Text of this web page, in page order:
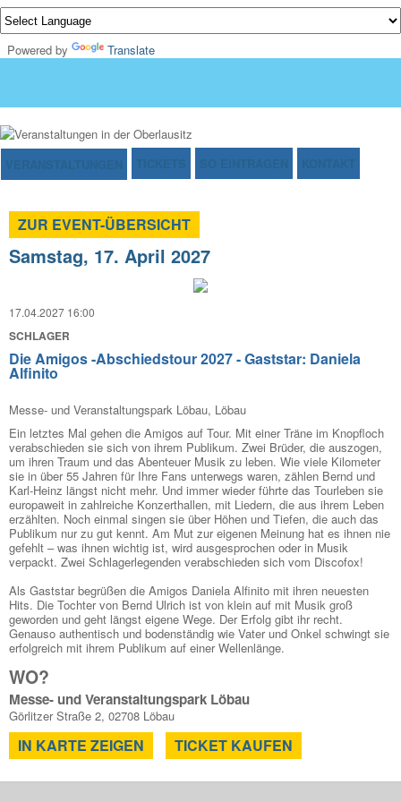
Powered by Translate
VERANSTALTUNGEN TICKETS SO EINTRAGEN KONTAKT
ZUR EVENT-ÜBERSICHT
Samstag, 17. April 2027
17.04.2027 16:00
SCHLAGER
Die Amigos -Abschiedstour 2027 - Gaststar: Daniela
Alfinito
Messe- und Veranstaltungspark Löbau, Löbau
Ein letztes Mal gehen die Amigos auf Tour. Mit einer Träne im Knopfloch
verabschieden sie sich von ihrem Publikum. Zwei Brüder, die auszogen,
um ihren Traum und das Abenteuer Musik zu leben. Wie viele Kilometer
sie in über 55 Jahren für Ihre Fans unterwegs waren, zählen Bernd und
Karl-Heinz längst nicht mehr. Und immer wieder führte das Tourleben sie
europaweit in zahlreiche Konzerthallen, mit Liedern, die aus ihrem Leben
erzählten. Noch einmal singen sie über Höhen und Tiefen, die auch das
Publikum nur zu gut kennt. Am Mut zur eigenen Meinung hat es ihnen nie
gefehlt – was ihnen wichtig ist, wird ausgesprochen oder in Musik
verpackt. Zwei Schlagerlegenden verabschieden sich vom Discofox!
Als Gaststar begrüßen die Amigos Daniela Alfinito mit ihren neuesten
Hits. Die Tochter von Bernd Ulrich ist von klein auf mit Musik groß
geworden und geht längst eigene Wege. Der Erfolg gibt ihr recht.
Genauso authentisch und bodenständig wie Vater und Onkel schwingt sie
erfolgreich mit ihrem Publikum auf einer Wellenlänge.
WO?
Messe- und Veranstaltungspark Löbau
Görlitzer Straße 2, 02708 Löbau
IN KARTE ZEIGEN TICKET KAUFEN